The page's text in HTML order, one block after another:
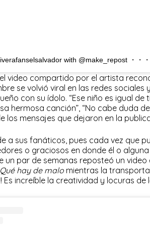
with @make_repost ・・・
video compartido por el artista
se volvió viral en las redes
con su ídolo. “Ese niño es igual de
hermosa canción”, “No cabe duda
los mensajes que dejaron en la
a sus fanáticos, pues cada vez que
o graciosos en donde él o
un par de semanas reposteó un video
Qué hay de malo mientras la
Es increíble la creatividad y locuras de